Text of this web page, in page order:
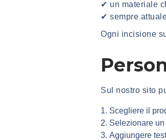
✔ un materiale
✔ sempre
Ogni incisione
Sul nostro sito
Scegliere il
Selezionare un
Aggiungere